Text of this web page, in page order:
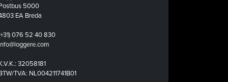
5000
EA Breda
076 52 40 830
32058181
TVA: NL004211741B01